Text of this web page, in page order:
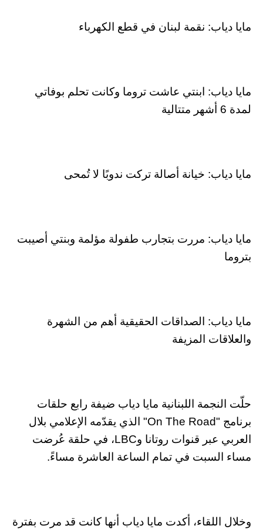
مايا دياب: نقمة لبنان في قطع الكهرباء
مايا دياب: ابنتي عاشت تروما وكانت تحلم بوفاتي
لمدة 6 أشهر متتالية
مايا دياب: خيانة أصالة تركت ندوبًا لا تُمحى
مايا دياب: مررت بتجارب طفولة مؤلمة وبنتي أصيبت
بتروما
مايا دياب: الصداقات الحقيقية أهم من الشهرة
والعلاقات المزيفة
حلّت النجمة اللبنانية مايا دياب ضيفة رابع حلقات
برنامج "On The Road" الذي يقدّمه الإعلامي بلال
العربي عبر قنوات روتانا وLBC، في حلقة عُرضت
مساء السبت في تمام الساعة العاشرة مساءً.
وخلال اللقاء، أكدت مايا دياب أنها كانت قد مرت بفترة